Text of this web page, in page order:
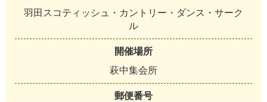
羽田スコティッシュ・カントリー・ダンス・サーク
ル
開催場所
萩中集会所
郵便番号